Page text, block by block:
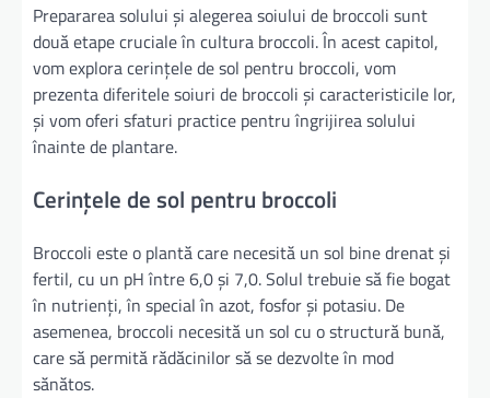
Prepararea solului și alegerea soiului de broccoli sunt
două etape cruciale în cultura broccoli. În acest capitol,
vom explora cerințele de sol pentru broccoli, vom
prezenta diferitele soiuri de broccoli și caracteristicile lor,
și vom oferi sfaturi practice pentru îngrijirea solului
înainte de plantare.
Cerințele de sol pentru broccoli
Broccoli este o plantă care necesită un sol bine drenat și
fertil, cu un pH între 6,0 și 7,0. Solul trebuie să fie bogat
în nutrienți, în special în azot, fosfor și potasiu. De
asemenea, broccoli necesită un sol cu o structură bună,
care să permită rădăcinilor să se dezvolte în mod
sănătos.